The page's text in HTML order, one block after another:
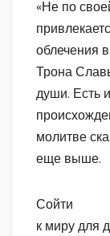
«Не по
облечения
Трона
души. Есть
молитве
еще выше.
Сойти
к миру для